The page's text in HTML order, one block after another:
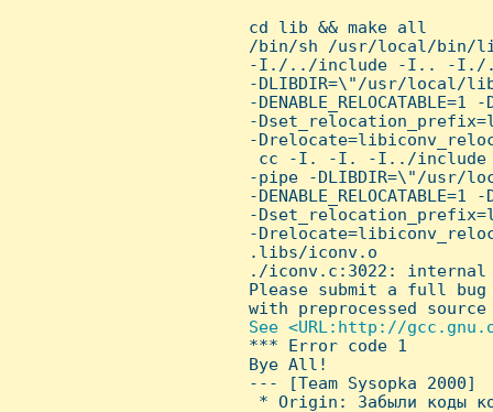
cd lib && make all
/bin/sh /usr/local/bin/
-I./../include -I.. -I./..
-DLIBDIR=\"/usr/local/lib\"
-
-
-
cc -I. -I. -I../
-pipe -DLIBDIR=\"/usr/
-
-
-
.libs/iconv.o
./iconv.c:3022: internal
Please submit a full
with preprocessed
See <URL:http://
*** Error code 1
Bye All!
--- [Team Sysopka 2000]
* Origin: Забыли коды